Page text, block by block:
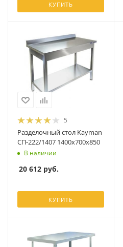
КУПИТЬ
5
Разделочный стол Kayman
СП-222/1407 1400х700х850
В наличии
20 612 руб.
КУПИТЬ